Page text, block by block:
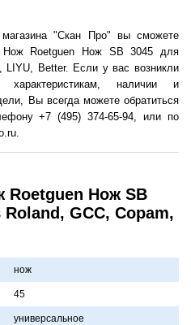
магазина "Скан Про" вы сможете
Roetguen Нож SB 3045 для
LIYU, Better. Если у вас возникли
наличии и
Вы всегда можете обратиться
+7 (495) 374-65-94, или по
Roetguen Нож SB
GCC, Copam,
нож
45
универсaльное